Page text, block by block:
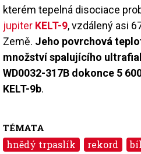
kterém tepelná disociace
jupiter KELT-9, vzdálený asi
Země. Jeho povrchová
množství spalujícího
WD0032-317B dokonce 5
KELT-9b.
TÉMATA
hnědý trpaslík rekord